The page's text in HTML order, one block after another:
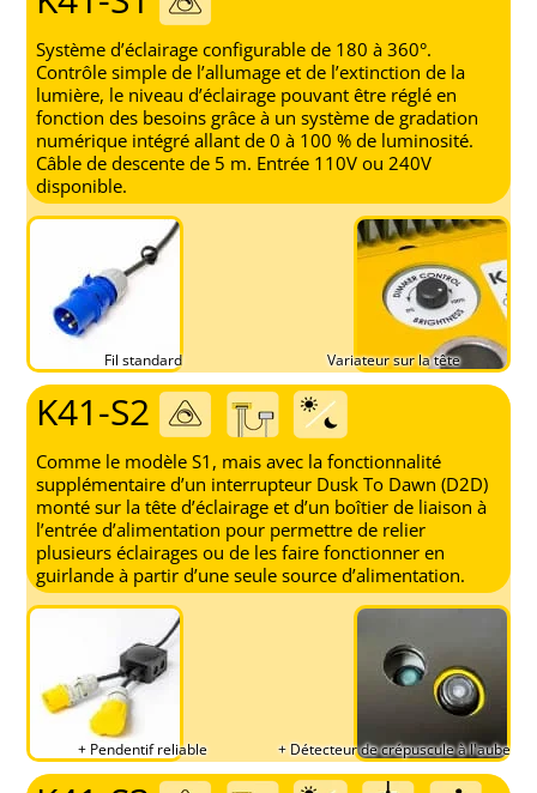
Système d’éclairage configurable de 180 à 360°.
Contrôle simple de l’allumage et de l’extinction de la
lumière, le niveau d’éclairage pouvant être réglé en
fonction des besoins grâce à un système de gradation
numérique intégré allant de 0 à 100 % de luminosité.
Câble de descente de 5 m. Entrée 110V ou 240V
disponible.
Fil standard Variateur sur la tête
K41-S2
Comme le modèle S1, mais avec la fonctionnalité
supplémentaire d’un interrupteur Dusk To Dawn (D2D)
monté sur la tête d’éclairage et d’un boîtier de liaison à
l’entrée d’alimentation pour permettre de relier
plusieurs éclairages ou de les faire fonctionner en
guirlande à partir d’une seule source d’alimentation.
+ Pendentif reliable + Détecteur de crépuscule à l'aube